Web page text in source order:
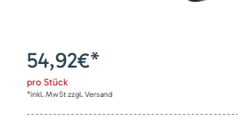
54,92€*
pro Stück
*inkl. MwSt zzgl. Versand